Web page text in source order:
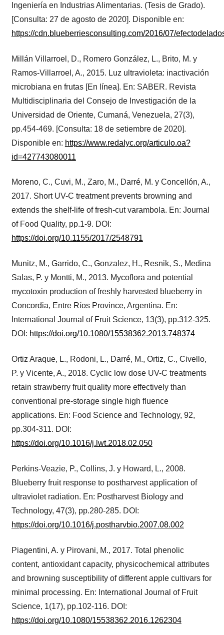
Ingeniería en Industrias Alimentarias. (Tesis de Grado).
[Consulta: 27 de agosto de 2020]. Disponible en:
https://cdn.blueberriesconsulting.com/2016/07/
Millán Villarroel, D., Romero González, L., Brito, M. y
Ramos-Villarroel, A., 2015. Luz ultravioleta: inactivación
microbiana en frutas [En línea]. En: SABER. Revista
Multidisciplinaria del Consejo de Investigación de la
Universidad de Oriente, Cumaná, Venezuela, 27(3),
pp.454-469. [Consulta: 18 de setiembre de 2020].
Disponible en: https://www.redalyc.org/articulo.oa?
id=427743080011
Moreno, C., Cuvi, M., Zaro, M., Darré, M. y Concellón, A.,
2017. Short UV-C treatment prevents browning and
extends the shelf-life of fresh-cut varambola. En: Journal
of Food Quality, pp.1-9. DOI:
https://doi.org/10.1155/2017/2548791
Munitz, M., Garrido, C., Gonzalez, H., Resnik, S., Medina
Salas, P. y Montti, M., 2013. Mycoflora and potential
mycotoxin production of freshly harvested blueberry in
Concordia, Entre Ríos Province, Argentina. En:
International Journal of Fruit Science, 13(3), pp.312-325.
DOI: https://doi.org/10.1080/15538362.2013.748374
Ortiz Araque, L., Rodoni, L., Darré, M., Ortiz, C., Civello,
P. y Vicente, A., 2018. Cyclic low dose UV-C treatments
retain strawberry fruit quality more effectively than
conventional pre-storage single high fluence
applications. En: Food Science and Technology, 92,
pp.304-311. DOI:
https://doi.org/10.1016/j.lwt.2018.02.050
Perkins-Veazie, P., Collins, J. y Howard, L., 2008.
Blueberry fruit response to postharvest application of
ultraviolet radiation. En: Postharvest Biology and
Technology, 47(3), pp.280-285. DOI:
https://doi.org/10.1016/j.postharvbio.2007.08.002
Piagentini, A. y Pirovani, M., 2017. Total phenolic
content, antioxidant capacity, physicochemical attributes
and browning susceptibility of different apple cultivars for
minimal processing. En: International Journal of Fruit
Science, 1(17), pp.102-116. DOI:
https://doi.org/10.1080/15538362.2016.1262304